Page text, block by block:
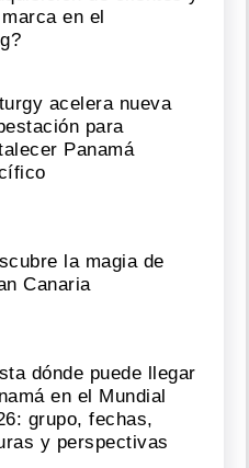
en el
acelera nueva
para
Panamá
la magia de
Canaria
dónde puede llegar
en el Mundial
grupo, fechas,
y perspectivas